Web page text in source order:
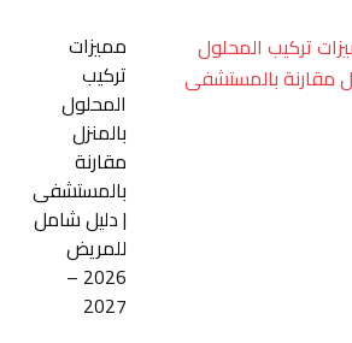
مميزات
تركيب
المحلول
بالمنزل
مقارنة
بالمستشفى
| دليل شامل
للمريض
2026 –
2027